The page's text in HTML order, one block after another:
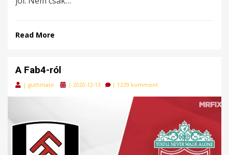
Read More
A Fab4-ról
| guthmate
Posted
| 2020-12-13 | 1239 komment